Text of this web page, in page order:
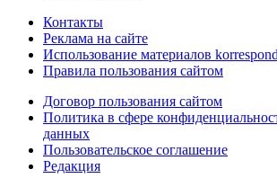
Контакты
Реклама на сайте
Использование материалов
Правила пользования сайтом
Договор пользования сайтом
Политика в сфере
данных
Пользовательское соглашение
Редакция